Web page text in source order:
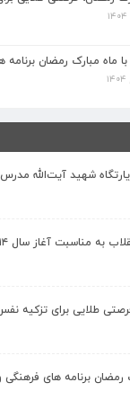
ماه مبارک رمضان
رمضان برنامه های فرهنگی
شهید آیت‌الله
به مناسبت آغاز سال ۱۴...
طلایی برای تزکیه
رمضان برنامه های فرهنگی